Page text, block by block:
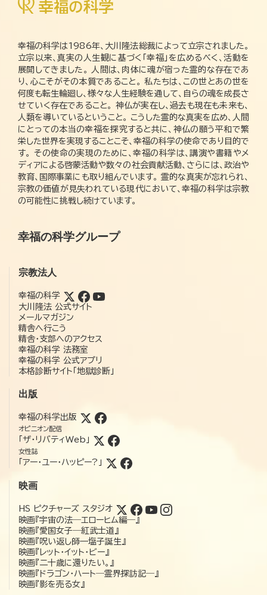
幸福の科学は1986年、大川隆法総裁によって立宗されました。
立宗以来、真実の人生観に基づく「幸福」を広めるべく、活動を
展開してきました。 人間は、肉体に魂が宿った霊的な存在であ
り、心こそがその本質であること。 私たちは、この世とあの世を
何度も転生輪廻し、様々な人生経験を通して、自らの魂を成長さ
せていく存在であること。 神仏が実在し、過去も現在も未来も、
人類を導いているということ。 こうした霊的な真実を広め、人間
にとっての本当の幸福を探究すると共に、神仏の願う平和で繁
栄した世界を実現することこそ、幸福の科学の使命であり目的で
す。 その使命の実現のために、幸福の科学は、講演や書籍やメ
ディアによる啓蒙活動や数々の社会貢献活動、さらには、政治や
教育、国際事業にも取り組んでいます。 霊的な真実が忘れられ、
宗教の価値が見失われている現代において、幸福の科学は宗教
の可能性に挑戦し続けています。
幸福の科学グループ
宗教法人
幸福の科学
大川隆法 公式サイト
メールマガジン
精舎へ行こう
精舎・支部へのアクセス
幸福の科学 法務室
幸福の科学 公式アプリ
本格診断サイト「地獄診断」
出版
幸福の科学出版
オピニオン配信
「ザ・リバティWeb」
女性誌
「アー・ユー・ハッピー?」
映画
HS ピクチャーズ スタジオ
映画『宇宙の法―エローヒム編―』
映画『愛国女子―紅武士道』
映画『呪い返し師—塩子誕生』
映画『レット・イット・ビー』
映画『二十歳に還りたい。』
映画『ドラゴン・ハート―霊界探訪記―』
映画『影を売る女』